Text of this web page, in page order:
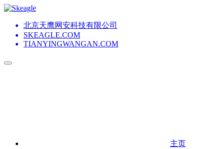
北京天鹰网安科技有限公司
SKEAGLE.COM
TIANYINGWANGAN.COM
主页